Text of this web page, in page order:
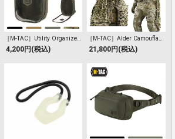
［M-TAC］Utility Organizer
Transparent Elite Gen.II
4,200円(税込)
［M-TAC］Alder Camouflage
Suit Multicam
21,800円(税込)